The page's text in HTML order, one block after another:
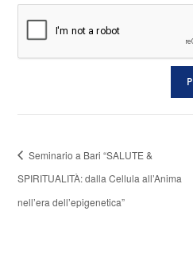
Seminario a Bari “SALUTE &
SPIRITUALITÀ: dalla Cellula all’Anima
nell’era dell’epigenetica”